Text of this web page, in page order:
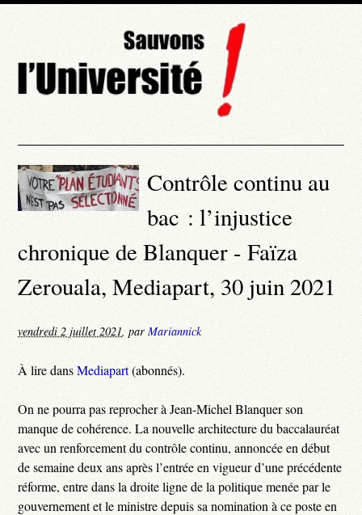
Contrôle continu au
bac : l’injustice
chronique de Blanquer - Faïza
Zerouala, Mediapart, 30 juin 2021
vendredi 2 juillet 2021,parMariannick
À lire dansMediapart(abonnés).
On ne pourra pas reprocher à Jean-Michel Blanquer son
manque de cohérence. La nouvelle architecture du baccalauréat
avec un renforcement du contrôle continu, annoncée en début
de semaine deux ans après l’entrée en vigueur d’une précédente
réforme, entre dans la droite ligne de la politique menée par le
gouvernement et le ministre depuis sa nomination à ce poste en